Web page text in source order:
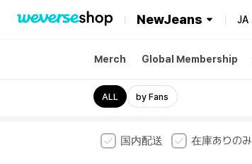
NewJeans JA
Merch Global Membership
ALL by Fans
国内配送 在庫ありのみ